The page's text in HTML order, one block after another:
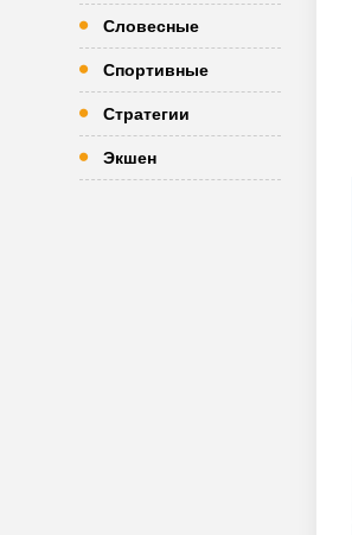
Словесные
Спортивные
Стратегии
Экшен